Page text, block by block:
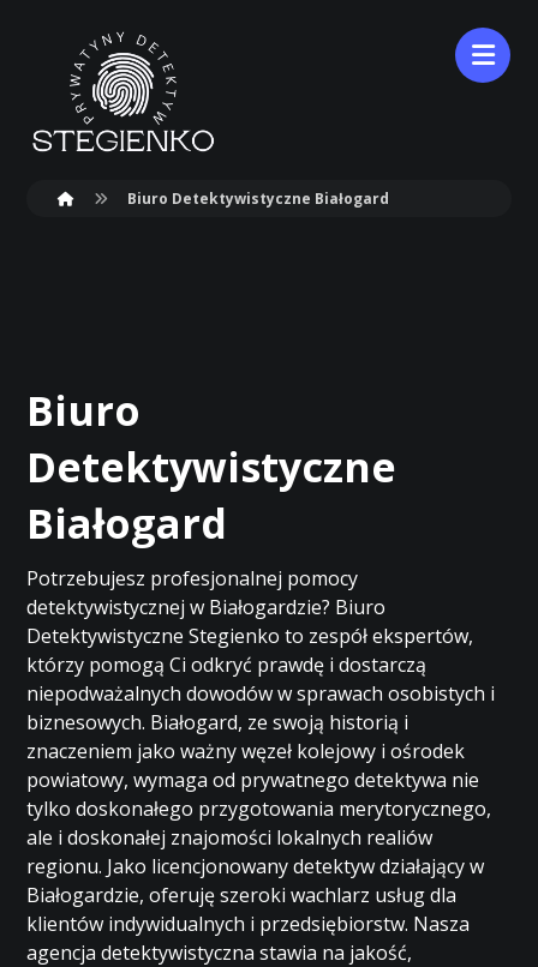
Biuro Detektywistyczne Białogard
Biuro
Detektywistyczne
Białogard
Potrzebujesz profesjonalnej pomocy
detektywistycznej w Białogardzie? Biuro
Detektywistyczne Stegienko to zespół ekspertów,
którzy pomogą Ci odkryć prawdę i dostarczą
niepodważalnych dowodów w sprawach osobistych i
biznesowych. Białogard, ze swoją historią i
znaczeniem jako ważny węzeł kolejowy i ośrodek
powiatowy, wymaga od prywatnego detektywa nie
tylko doskonałego przygotowania merytorycznego,
ale i doskonałej znajomości lokalnych realiów
regionu. Jako licencjonowany detektyw działający w
Białogardzie, oferuję szeroki wachlarz usług dla
klientów indywidualnych i przedsiębiorstw. Nasza
agencja detektywistyczna stawia na jakość,